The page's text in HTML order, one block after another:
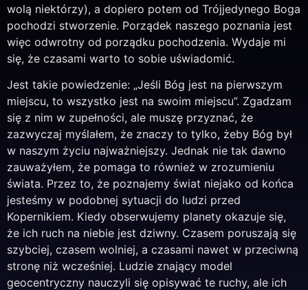
wolą niektórzy), a dopiero potem od Trójjedynego Boga
pochodzi stworzenie. Porządek naszego poznania jest
więc odwrotny od porządku pochodzenia. Wydaje mi
się, że czasami warto to sobie uświadomić.
Jest takie powiedzenie: „Jeśli Bóg jest na pierwszym
miejscu, to wszystko jest na swoim miejscu”. Zgadzam
się z nim w zupełności, ale muszę przyznać, że
zazwyczaj myślałem, że znaczy to tylko, żeby Bóg był
w naszym życiu najważniejszy. Jednak nie tak dawno
zauważyłem, że pomaga to również w zrozumieniu
świata. Przez to, że poznajemy świat niejako od końca
jesteśmy w podobnej sytuacji do ludzi przed
Kopernikiem. Kiedy obserwujemy planety okazuje się,
że ich ruch na niebie jest dziwny. Czasem poruszają się
szybciej, czasem wolniej, a czasami nawet w przeciwną
stronę niż wcześniej. Ludzie znający model
geocentryczny nauczyli się opisywać te ruchy, ale ich